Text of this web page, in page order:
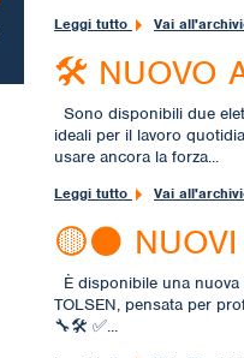
Leggi tutto Vai
🛠️ NUOVO
Sono disponibili due
ideali per il lavoro
usare ancora la forza...
Leggi tutto Vai
🟡⚫
È disponibile una
TOLSEN, pensata per
🔧🛠️ ✅...